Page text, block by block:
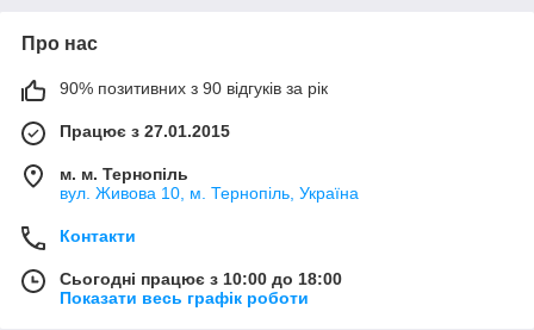
Про нас
90% позитивних з 90 відгуків за рік
Працює з 27.01.2015
м. м. Тернопіль
вул. Живова 10, м. Тернопіль, Україна
Контакти
Сьогодні працює з 10:00 до 18:00
Показати весь графік роботи